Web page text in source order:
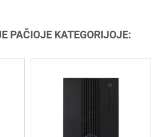
PAČIOJE KATEGORIJOJE: